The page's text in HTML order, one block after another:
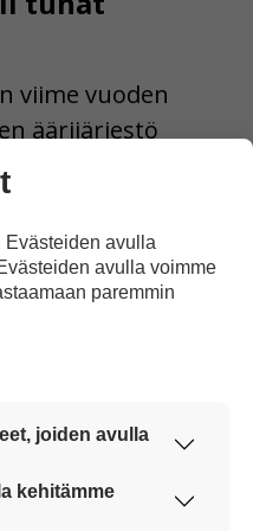
viime vuoden
äärijärjestö
7.10. Hamas
otti
kapea alue
osa asukkaista
kanssa.
erityisen
Evästeiden avulla
avulla voimme
paremmin
joiden avulla
jotta
ja turvallisesti.
kehitämme